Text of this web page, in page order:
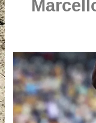
A
saga
do
Tri
mundial